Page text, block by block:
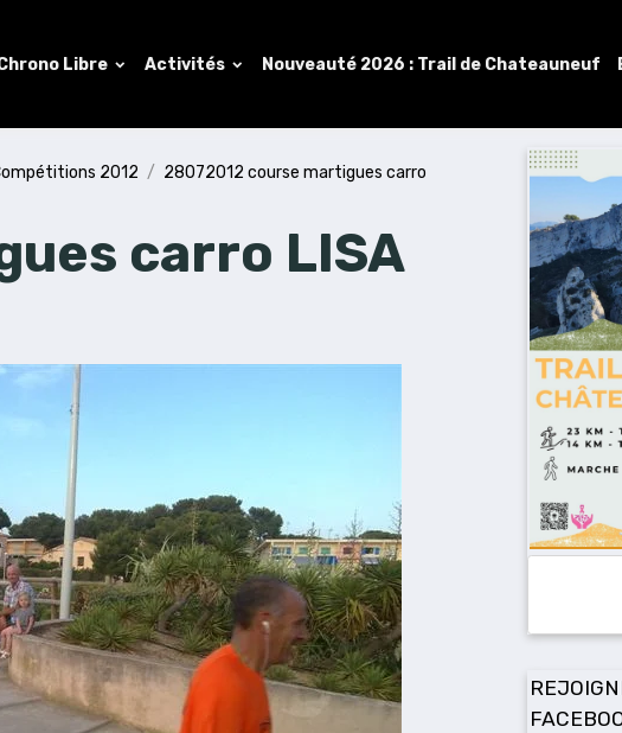
Libre Activités Nouveauté 2026 : Trail de Chateauneuf
2012
28072012 course martigues carro
carro LISA